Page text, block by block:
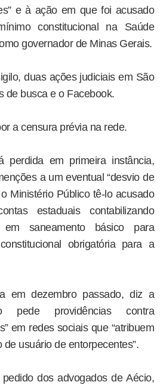
e à ação em que foi acusado
constitucional na Saúde
governador de Minas Gerais.
duas ações judiciais em São
de busca e o Facebook.
a censura prévia na rede.
perdida em primeira instância,
a um eventual “desvio de
Ministério Público tê-lo acusado
estaduais contabilizando
em saneamento básico para
obrigatória para a
em dezembro passado, diz a
pede providências contra
em redes sociais que “atribuem
usuário de entorpecentes”.
dos advogados de Aécio,